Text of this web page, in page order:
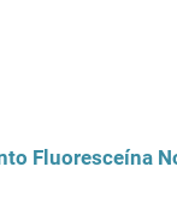
Fluoresceína